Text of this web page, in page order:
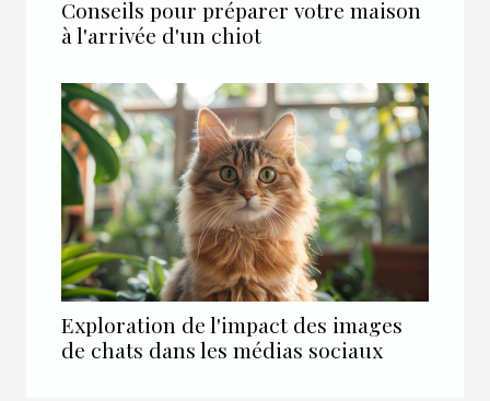
Conseils pour préparer votre maison
à l'arrivée d'un chiot
Exploration de l'impact des images
de chats dans les médias sociaux